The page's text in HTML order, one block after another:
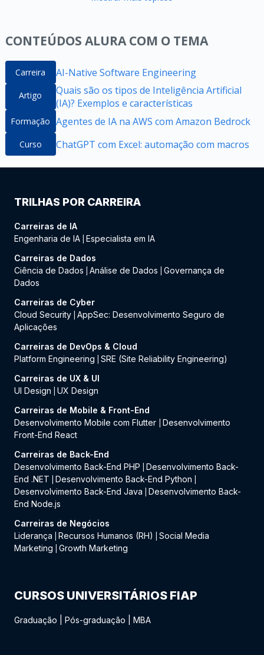
CONTEÚDOS ALURA COM O TEMA
Carreira AI-Native Software Engineering
Artigo
Quais são os tipos de Inteligência Artificial
(IA)? Exemplos e características
Formação Agentes de IA na AWS com Amazon Bedrock
Curso ChatGPT com Excel: automação com macros
TRILHAS POR CARREIRA
Carreiras de IA
Engenharia de IA Especialista em IA
Carreiras de Dados
Ciência de Dados
Análise de Dados
Governança de
Dados
Carreiras de Cyber
Cloud Security AppSec: Desenvolvimento Seguro de
Aplicações
Carreiras de DevOps & Cloud
Platform Engineering
SRE (Site Reliability Engineering)
Carreiras de UX & UI
UI Design
UX Design
Carreiras de Mobile & Front-End
Desenvolvimento Mobile com Flutter
Desenvolvimento
Front-End React
Carreiras de Back-End
Desenvolvimento Back-End PHP
Desenvolvimento Back-
End .NET
Desenvolvimento Back-End Python
Desenvolvimento Back-End Java
Desenvolvimento Back-
End Node.js
Carreiras de Negócios
Liderança
Recursos Humanos (RH)
Social Media
Marketing
Growth Marketing
CURSOS UNIVERSITÁRIOS FIAP
Graduação Pós-graduação MBA